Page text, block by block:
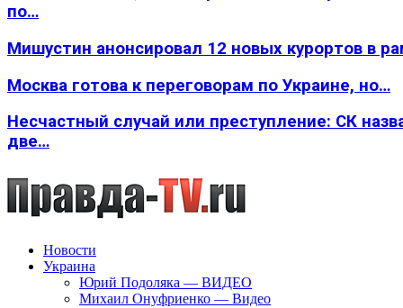
по…
Мишустин анонсировал 12 новых курортов в
Москва готова к переговорам по Украине, но…
Несчастный случай или преступление: СК
две…
Новости
Украина
Юрий Подоляка — ВИДЕО
Михаил Онуфриенко — Видео